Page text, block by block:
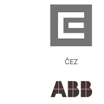
ČEZ